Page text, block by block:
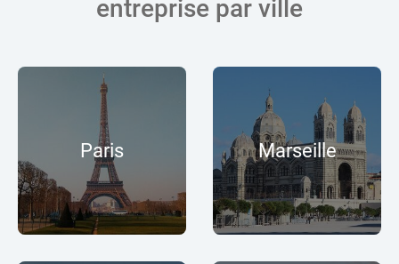
entreprise par ville
Paris Marseille